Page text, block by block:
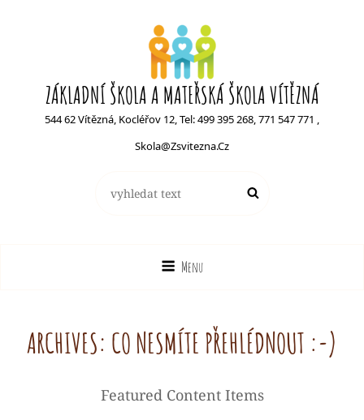
ZÁKLADNÍ ŠKOLA A MATEŘSKÁ ŠKOLA VÍTĚZNÁ
544 62 Vítězná, Kocléřov 12, Tel: 499 395 268, 771 547 771 ,
Skola@zsvitezna.cz
for:
Search
Menu
ARCHIVES: CO NESMÍTE PŘEHLÉDNOUT :-)
Featured Content Items